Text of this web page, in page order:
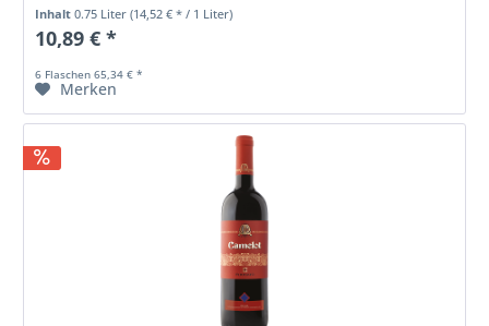
Inhalt0.75 Liter(14,52 € * / 1 Liter)
10,89 € *
6 Flaschen 65,34 € *
Merken